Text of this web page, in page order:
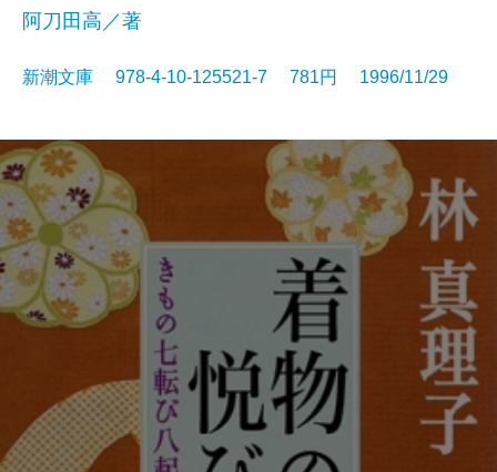
阿刀田高／著
新潮文庫 978-4-10-125521-7 781円 1996/11/29